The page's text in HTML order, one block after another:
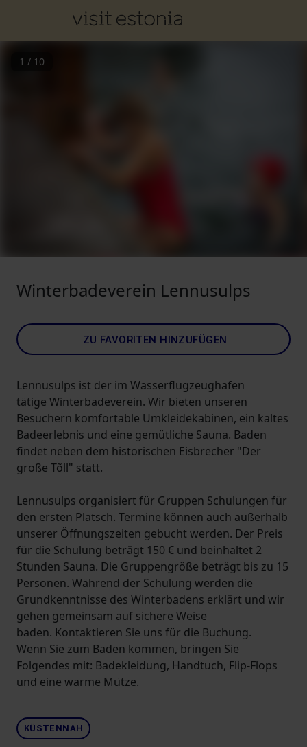
1 / 10
Winterbadeverein Lennusulps
ZU FAVORITEN HINZUFÜGEN
Lennusulps ist der im Wasserflugzeughafen
tätige Winterbadeverein. Wir bieten unseren
Besuchern komfortable Umkleidekabinen, ein kaltes
Badeerlebnis und eine gemütliche Sauna. Baden
findet neben dem historischen Eisbrecher "Der
große Tõll" statt.
Lennusulps organisiert für Gruppen Schulungen für
den ersten Platsch. Termine können auch außerhalb
unserer Öffnungszeiten gebucht werden. Der Preis
für die Schulung beträgt 150 € und beinhaltet 2
Stunden Sauna. Die Gruppengröße beträgt bis zu 15
Personen. Während der Schulung werden die
Grundkenntnisse des Winterbadens erklärt und wir
gehen gemeinsam auf sichere Weise
baden. Kontaktieren Sie uns für die Buchung.
Wenn Sie zum Baden kommen, bringen Sie
Folgendes mit: Badekleidung, Handtuch, Flip-Flops
und eine warme Mütze.
KÜSTENNAH